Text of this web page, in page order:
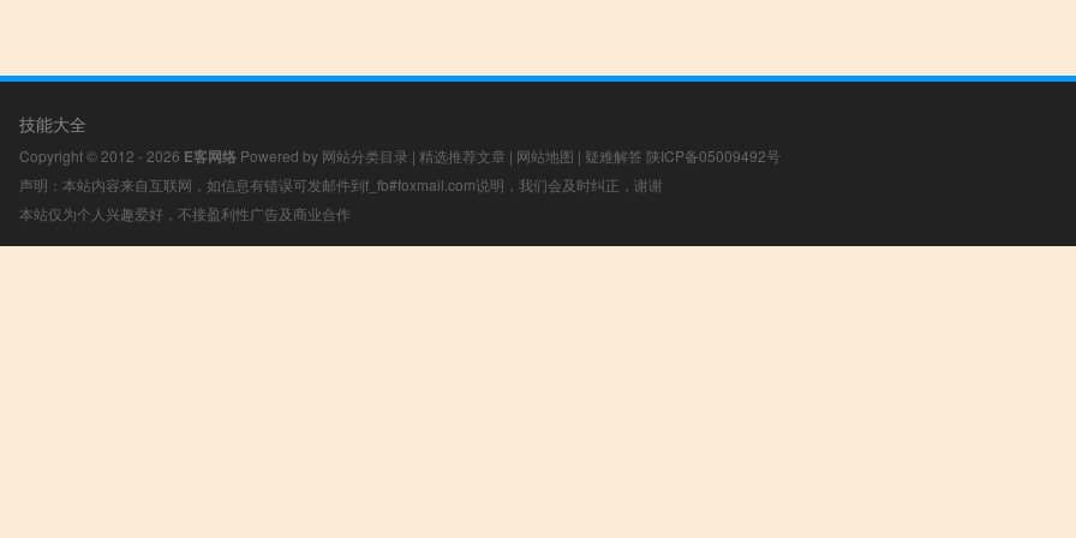
技能大全
Copyright © 2012 - 2026 E客网络 Powered by 网站分类目录 | 精选推荐文章 | 网站地图 | 疑难解答 陕ICP备05009492号
声明：本站内容来自互联网，如信息有错误可发邮件到f_fb#foxmail.com说明，我们会及时纠正，谢谢
本站仅为个人兴趣爱好，不接盈利性广告及商业合作